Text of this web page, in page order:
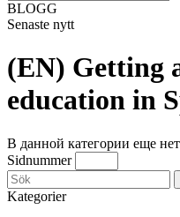
BLOGG
Senaste nytt
(EN) Getting
education in
В данной категории еще
Sidnummer
Kategorier